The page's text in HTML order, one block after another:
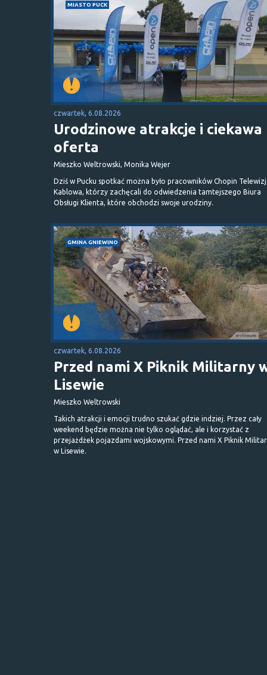
MIASTO PUCK
czwartek, 6.08.2026
Urodzinowe atrakcje i ciekawa
oferta
Mieszko Weltrowski, Monika Wejer
Dziś w Pucku spotkać można było pracowników Chopin
Kablowa, którzy zachęcali do odwiedzenia tamtejszego Biura
Obsługi Klienta, które obchodzi swoje urodziny.
GMINA GNIEWINO
czwartek, 6.08.2026
Przed nami X Piknik Militarny
Lisewie
Mieszko Weltrowski
Takich atrakcji i emocji trudno szukać gdzie indziej. Przez cały
weekend będzie można nie tylko oglądać, ale i korzystać z
przejażdżek pojazdami wojskowymi. Przed nami X Piknik
w Lisewie.